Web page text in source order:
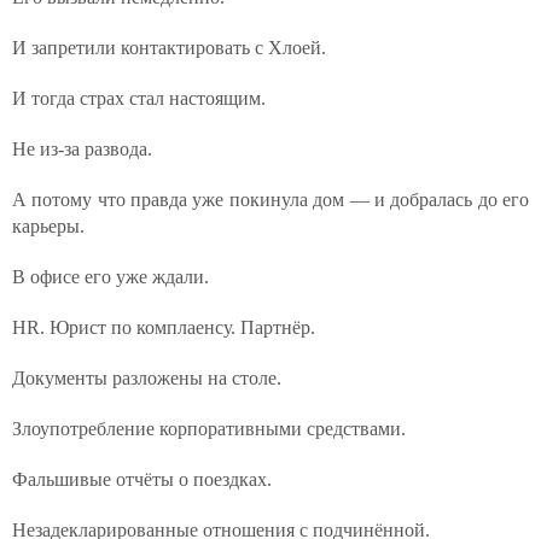
И запретили контактировать с Хлоей.
И тогда страх стал настоящим.
Не из-за развода.
А потому что правда уже покинула дом — и добралась до его
карьеры.
В офисе его уже ждали.
HR. Юрист по комплаенсу. Партнёр.
Документы разложены на столе.
Злоупотребление корпоративными средствами.
Фальшивые отчёты о поездках.
Незадекларированные отношения с подчинённой.